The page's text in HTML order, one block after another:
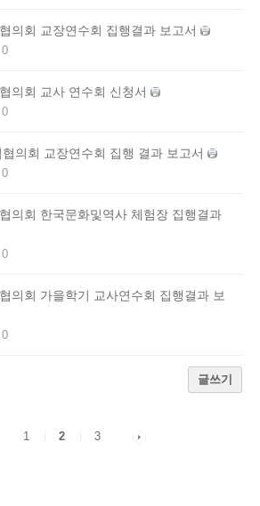
의회 교장연수회 집행결과 보고서
0
의회 교사 연수회 신청서
0
의회 교장연수회 집행 결과 보고서
0
의회 한국문화및역사 체험장 집행결과
0
의회 가을학기 교사연수회 집행결과 보
0
글쓰기
1 2 3